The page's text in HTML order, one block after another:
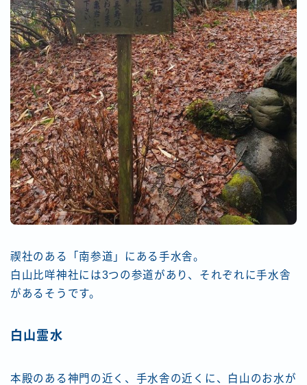
禊社のある「南参道」にある手水舎。
白山比咩神社には3つの参道があり、それぞれに手水舎
があるそうです。
白山霊水
本殿のある神門の近く、手水舎の近くに、白山のお水が